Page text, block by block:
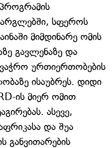
სფეროს
მიმდინარე ომის
გავლენაზე და
ურთიერთობების
ისაუბრეს. დიდი
ის მიერ ომით
ასევე,
და შუა
განვითარების